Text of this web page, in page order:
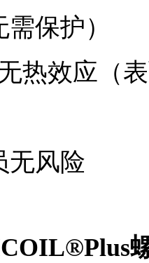
保护）
热效应（
无风险